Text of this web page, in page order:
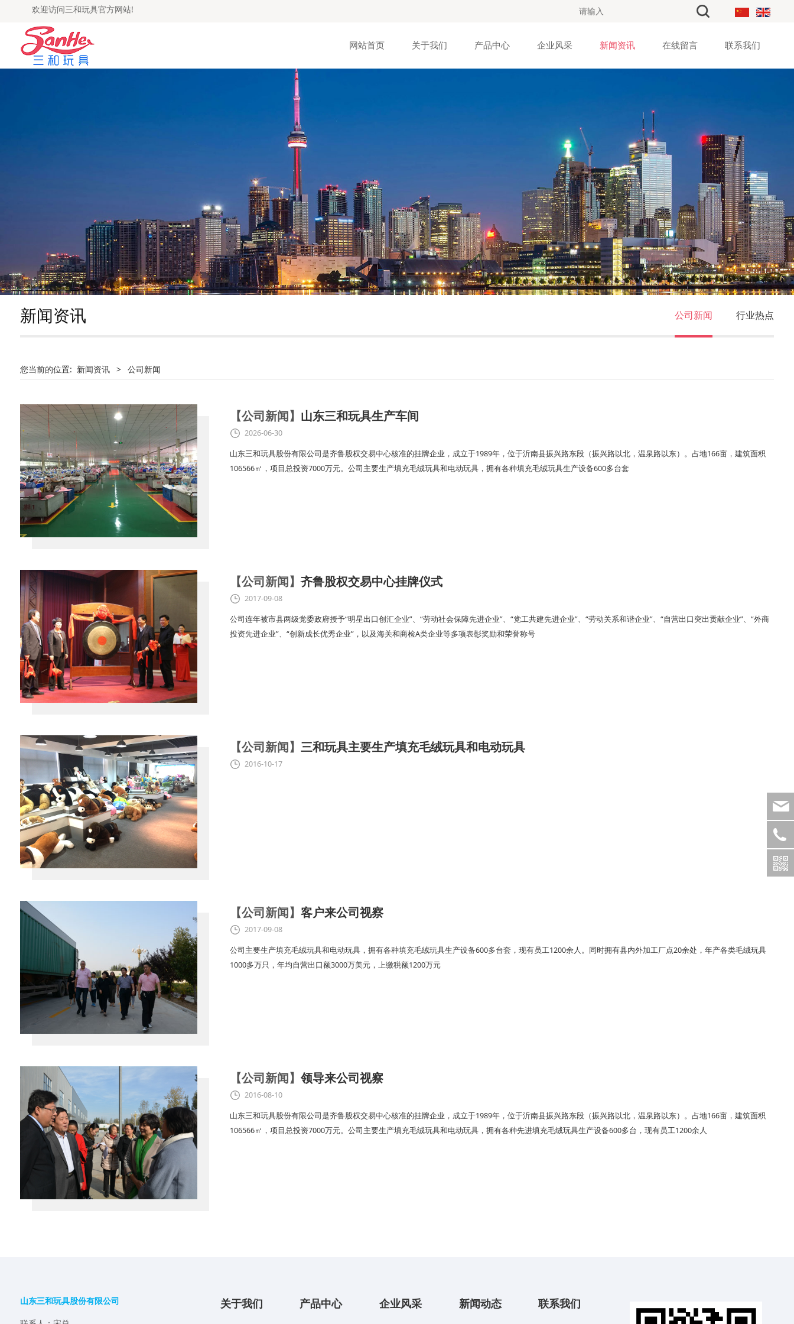
欢迎访问三和玩具官方网站!
网站首页 关于我们 产品中心 企业风采 新闻资讯 在线留言 联系我们
新闻资讯 公司新闻 行业热点
您当前的位置: 新闻资讯 > 公司新闻
【公司新闻】 山东三和玩具生产车间
2026-06-30
山东三和玩具股份有限公司是齐鲁股权交易中心核准的挂牌企业，成立于1989年，位于沂南县振兴路东段（振兴路以北，温泉路以东）。占地166亩，建筑面积
106566㎡，项目总投资7000万元。公司主要生产填充毛绒玩具和电动玩具，拥有各种填充毛绒玩具生产设备600多台套
【公司新闻】齐鲁股权交易中心挂牌仪式
2017-09-08
公司连年被市县两级党委政府授予“明星出口创汇企业”、“劳动社会保障先进企业”、“党工共建先进企业”、“劳动关系和谐企业”、“自营出口突出贡献企业”、“外商
投资先进企业”、“创新成长优秀企业”，以及海关和商检A类企业等多项表彰奖励和荣誉称号
【公司新闻】 三和玩具主要生产填充毛绒玩具和电动玩具
2016-10-17
【公司新闻】 客户来公司视察
2017-09-08
公司主要生产填充毛绒玩具和电动玩具，拥有各种填充毛绒玩具生产设备600多台套，现有员工1200余人。同时拥有县内外加工厂点20余处，年产各类毛绒玩具
1000多万只，年均自营出口额3000万美元，上缴税额1200万元
【公司新闻】 领导来公司视察
2016-08-10
山东三和玩具股份有限公司是齐鲁股权交易中心核准的挂牌企业，成立于1989年，位于沂南县振兴路东段（振兴路以北，温泉路以东）。占地166亩，建筑面积
106566㎡，项目总投资7000万元。公司主要生产填充毛绒玩具和电动玩具，拥有各种先进填充毛绒玩具生产设备600多台，现有员工1200余人
山东三和玩具股份有限公司
关于我们 产品中心 企业风采 新闻动态 联系我们